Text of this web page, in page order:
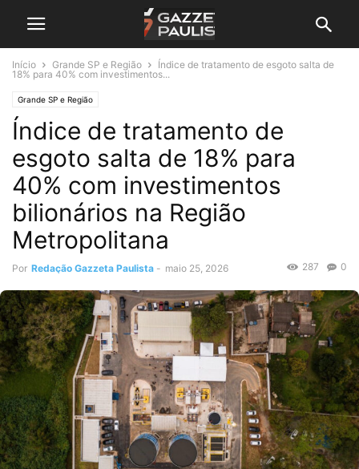
Início Grande SP e Região
Índice de tratamento de esgoto salta de
18% para 40% com investimentos...
Grande SP e Região
Índice de tratamento de
esgoto salta de 18% para
40% com investimentos
bilionários na Região
Metropolitana
Por Redação Gazzeta Paulista - maio 25, 2026 0
287